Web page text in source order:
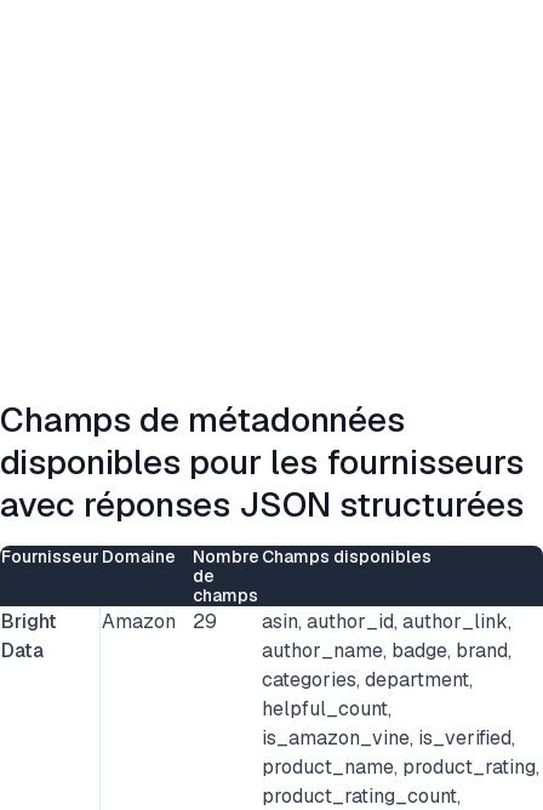
Champs de métadonnées
disponibles pour les fournisseurs
avec réponses JSON structurées
Fournisseur Domaine
Nombre
de
champs
Champs disponibles
Bright
Data
Amazon 29
asin, author_id, author_link,
author_name, badge, brand,
categories, department,
helpful_count,
is_amazon_vine, is_verified,
product_name, product_rating,
product_rating_count,